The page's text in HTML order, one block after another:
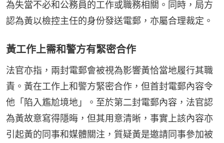
為失當不必和公務員的工作或職務相關。同時，局方
認為黃以檢控主任的身份發送電郵，亦屬合理裁定。
黃工作上需和警方有緊密合作
法官亦指，兩封電郵會被視為影響黃恰當地履行其職
責。黃在工作上和警方緊密合作，但首封電郵內容令
他「陷入尷尬境地」。至於第二封電郵內容，法官認
為黃故意寫得隱晦，但其用意清晰，事實上該內容亦
引起黃的同事和媒體關注，質疑黃是邀請同事參加被